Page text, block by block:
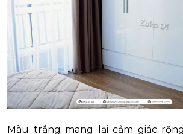
Màu trắng mang lại cảm giác